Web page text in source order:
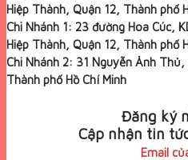
Hiệp Thành, Quận 12, Thành phố
Chi Nhánh 1: 23 đường Hoa Cúc,
Hiệp Thành, Quận 12, Thành phố
Chi Nhánh 2: 31 Nguyễn Ảnh
Thành phố Hồ Chí Minh
Đăng ký
Cập nhận tin
Email